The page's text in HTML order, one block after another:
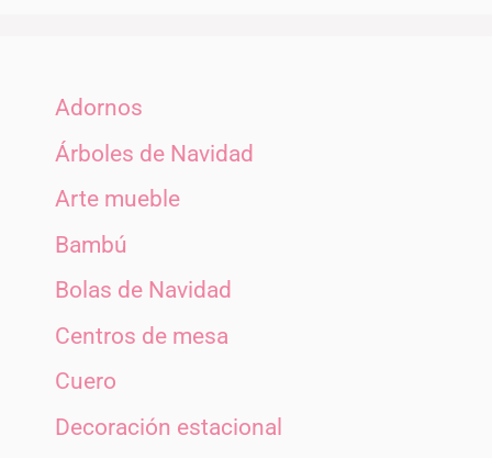
Adornos
Árboles de Navidad
Arte mueble
Bambú
Bolas de Navidad
Centros de mesa
Cuero
Decoración estacional